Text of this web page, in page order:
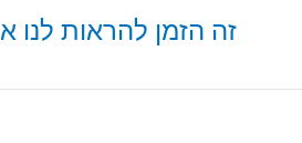
זה הזמן להראות לנו